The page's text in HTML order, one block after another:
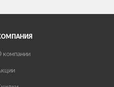
компании